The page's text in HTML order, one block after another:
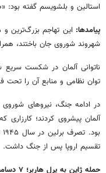
استالین و بلشویسم گفته بود:
پیامدها:
شهروند شوروی جان باختند،
ناتوانی آلمان در شکست
توان نظامی و منابع آن را تحت
در ادامه جنگ، نیروهای
آلمان پیشروی کردند؛ کارزاری
تقسیم اروپا پس از جنگ داشت.
حمله ژاپن به پرل هاربر؛ ۷ دسامبر ۱۹۴۱ [۱۶ آذر ۱۳۲۰]